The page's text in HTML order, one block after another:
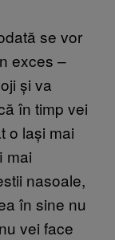
se vor
exces –
și va
în timp vei
o lași mai
mai
nasoale,
în sine nu
vei face